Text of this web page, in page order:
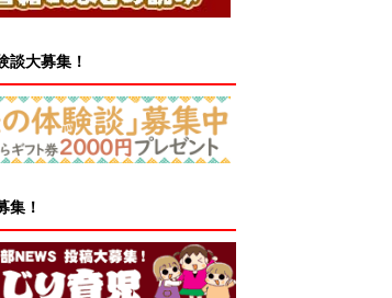
談大募集！
集！